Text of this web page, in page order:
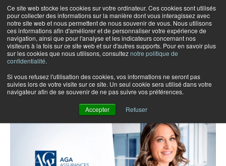
Ce site web stocke les cookies sur votre ordinateur. Ces cookies sont utilisés
pour collecter des informations sur la manière dont vous interagissez avec
notre site web et nous permettent de nous souvenir de vous. Nous utilisons
ces informations afin d'améliorer et de personnaliser votre expérience de
navigation, ainsi que pour l'analyse et les indicateurs concernant nos
visiteurs à la fois sur ce site web et sur d'autres supports. Pour en savoir plus
sur les cookies que nous utilisons, consulteznotre politique de
confidentialité.
Si vous refusez l'utilisation des cookies, vos informations ne seront pas
suivies lors de votre visite sur ce site. Un seul cookie sera utilisé dans votre
navigateur afin de se souvenir de ne pas suivre vos préférences.
Accepter Refuser
Articles récents